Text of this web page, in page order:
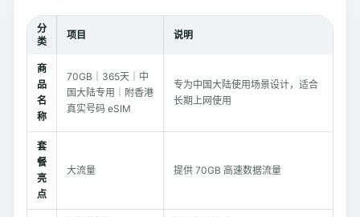
分
类
项目 说明
商
品
名
称
70GB｜365天｜中
国大陆专用｜附香港
真实号码 eSIM
专为中国大陆使用场景设计，适合
长期上网使用
套
餐
亮
点
大流量 提供 70GB 高速数据流量